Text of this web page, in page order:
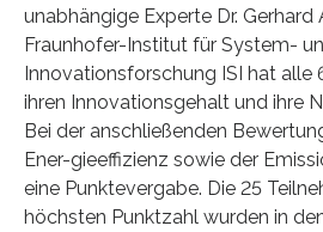
unabhängige Experte Dr. Gerhard
Fraunhofer-Institut für System-
Innovationsforschung ISI hat alle
ihren Innovationsgehalt und ihre
Bei der anschließenden
Ener-gieeffizienz sowie der
eine Punktevergabe. Die 25
höchsten Punktzahl wurden in